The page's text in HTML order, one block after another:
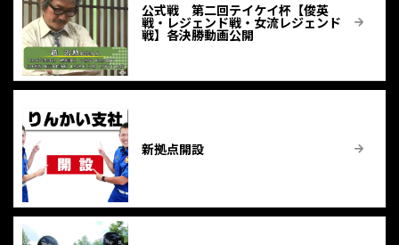
公式戦 第二回テイケイ杯【俊英
戦・レジェンド戦・女流レジェンド
戦】各決勝動画公開
新拠点開設